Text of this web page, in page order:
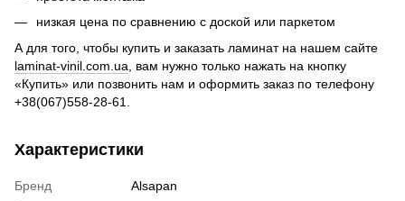
низкая цена по сравнению с доской или паркетом
А для того, чтобы купить и заказать ламинат на нашем сайте
laminat-vinil.com.ua , вам нужно только нажать на кнопку
«Купить» или позвонить нам и оформить заказ по телефону
+38(067)558-28-61.
Характеристики
Бренд
Alsapan